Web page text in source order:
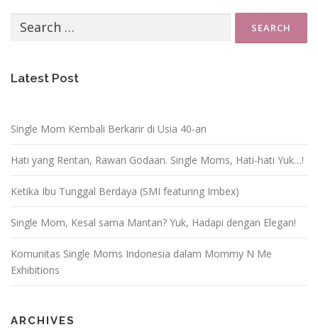
for:
Latest Post
Single Mom Kembali Berkarir di Usia 40-an
Hati yang Rentan, Rawan Godaan. Single Moms, Hati-hati Yuk…!
Ketika Ibu Tunggal Berdaya (SMI featuring Imbex)
Single Mom, Kesal sama Mantan? Yuk, Hadapi dengan Elegan!
Komunitas Single Moms Indonesia dalam Mommy N Me
Exhibitions
ARCHIVES